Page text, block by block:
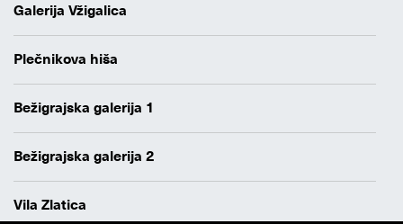
Galerija Vžigalica
Plečnikova hiša
Bežigrajska galerija 1
Bežigrajska galerija 2
Vila Zlatica